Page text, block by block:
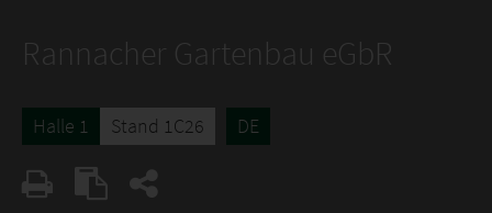
Rannacher Gartenbau eGbR
Halle 1 Stand 1C26 DE